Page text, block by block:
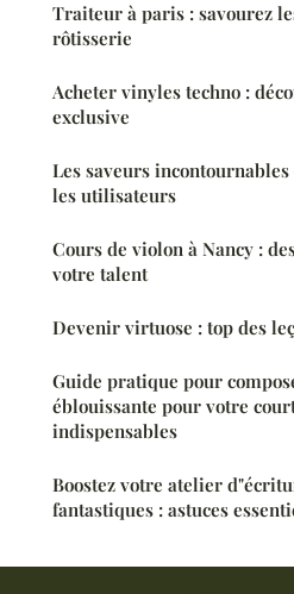
Traiteur à paris : savourez
rôtisserie
Acheter vinyles techno :
exclusive
Les saveurs
les utilisateurs
Cours de violon à Nancy :
votre talent
Devenir virtuose : top des
Guide pratique pour
éblouissante pour votre
indispensables
Boostez votre atelier
fantastiques : astuces